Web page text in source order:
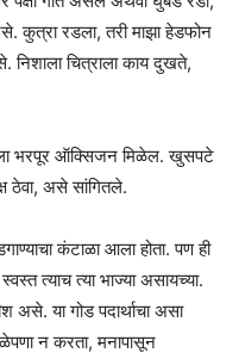
कुत्रा रडला, तरी माझा हेडफोन
निशाला चित्राला काय दुखते,
भरपूर ऑक्सिजन मिळेल. खुसपटे
ठेवा, असे सांगितले.
कंटाळा आला होता. पण ही
त्याच त्या भाज्या असायच्या.
असे. या गोड पदार्थाचा असा
न करता, मनापासून